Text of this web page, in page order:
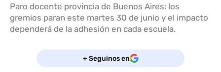
Paro docente provincia de Buenos Aires: los
gremios paran este martes 30 de junio y el impacto
dependerá de la adhesión en cada escuela.
+ Seguinos en